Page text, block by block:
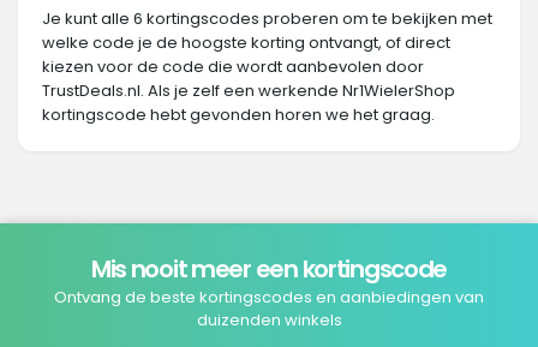
Je kunt alle 6 kortingscodes proberen om te bekijken met
welke code je de hoogste korting ontvangt, of direct
kiezen voor de code die wordt aanbevolen door
TrustDeals.nl. Als je zelf een werkende Nr1WielerShop
kortingscode hebt gevonden horen we het graag.
Mis nooit meer een kortingscode
Ontvang de beste kortingscodes en aanbiedingen van
duizenden winkels